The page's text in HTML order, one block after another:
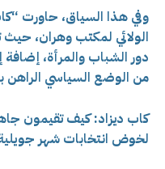
وفي هذا السياق، حاورت “
الولائي لمكتب وهران، حيث
دور الشباب والمرأة،
من الوضع السياسي الراهن
كاب ديزاد: كيف تقيمون
لخوض انتخابات شهر